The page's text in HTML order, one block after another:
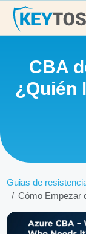
CBA
¿Quién
Guias de
Cómo Empezar